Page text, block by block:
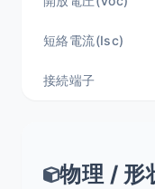
短絡電流(Isc)
接続端子
物理 /